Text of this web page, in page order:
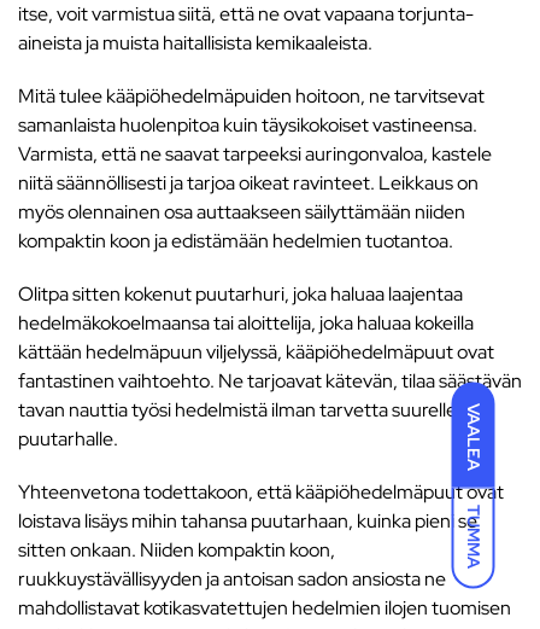
VAALEA
TUMMA
itse, voit varmistua siitä, että ne ovat vapaana torjunta-
aineista ja muista haitallisista kemikaaleista.
Mitä tulee kääpiöhedelmäpuiden hoitoon, ne tarvitsevat
samanlaista huolenpitoa kuin täysikokoiset vastineensa.
Varmista, että ne saavat tarpeeksi auringonvaloa, kastele
niitä säännöllisesti ja tarjoa oikeat ravinteet. Leikkaus on
myös olennainen osa auttaakseen säilyttämään niiden
kompaktin koon ja edistämään hedelmien tuotantoa.
Olitpa sitten kokenut puutarhuri, joka haluaa laajentaa
hedelmäkokoelmaansa tai aloittelija, joka haluaa kokeilla
kättään hedelmäpuun viljelyssä, kääpiöhedelmäpuut ovat
fantastinen vaihtoehto. Ne tarjoavat kätevän, tilaa säästävän
tavan nauttia työsi hedelmistä ilman tarvetta suurelle
puutarhalle.
Yhteenvetona todettakoon, että kääpiöhedelmäpuut ovat
loistava lisäys mihin tahansa puutarhaan, kuinka pieni se
sitten onkaan. Niiden kompaktin koon,
ruukkuystävällisyyden ja antoisan sadon ansiosta ne
mahdollistavat kotikasvatettujen hedelmien ilojen tuomisen